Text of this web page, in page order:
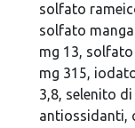
solfato
solfato
mg 13,
mg 315,
3,8, selenito
antiossidanti,